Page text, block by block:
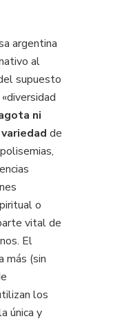
argentina
al
supuesto
ni
de
o
vital de
El
más (sin
los
única y